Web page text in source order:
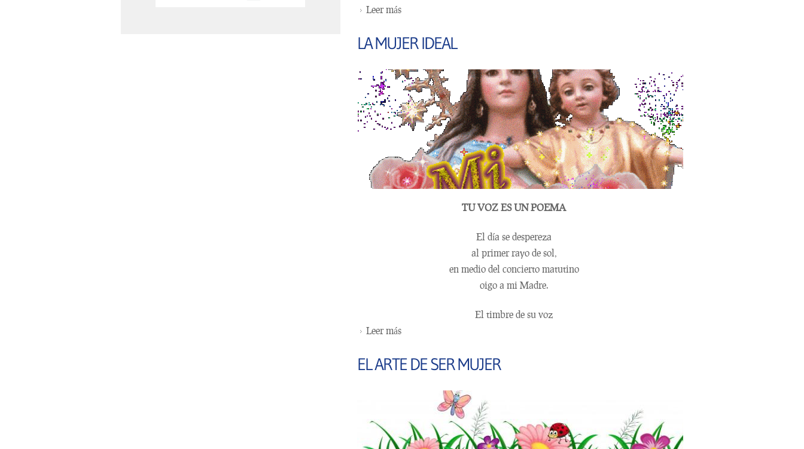
Leer mássobre LA POESÍA, EMBRUJO DEL ALMA
LA MUJER IDEAL
TU VOZ ES UN POEMA
El día se despereza
al primer rayo de sol,
en medio del concierto matutino
oigo a mi Madre.
El timbre de su voz
Leer mássobre LA MUJER IDEAL
EL ARTE DE SER MUJER